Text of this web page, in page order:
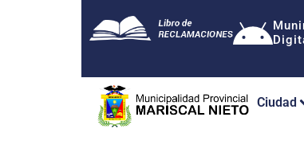
Ciudad